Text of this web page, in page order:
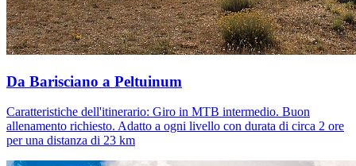
Da Barisciano a Peltuinum
Caratteristiche dell'itinerario: Giro in MTB intermedio. Buon
allenamento richiesto. Adatto a ogni livello con durata di circa 2 ore
per una distanza di 23 km